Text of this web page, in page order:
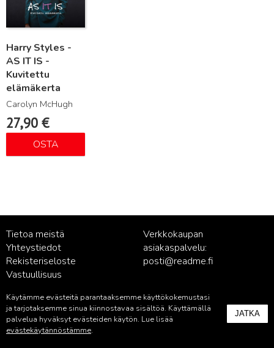
Harry Styles -
AS IT IS -
Kuvitettu
elämäkerta
Carolyn McHugh
27,90 €
OSTA
Tietoa meistä
Yhteystiedot
Rekisteriseloste
Vastuullisuus
Verkkokaupan
asiakaspalvelu:
posti@readme.fi
Kustantamon asiakaspalvelu:
palvelu@readme.fi
Käytämme evästeitä parantaaksemme käyttökokemustasi
ja tarjotaksemme sinua kiinnostavaa sisältöä. Käyttämällä
palvelua hyväksyt evästeiden käytön. Lue lisää
evästekäytännöstämme.
JATKA